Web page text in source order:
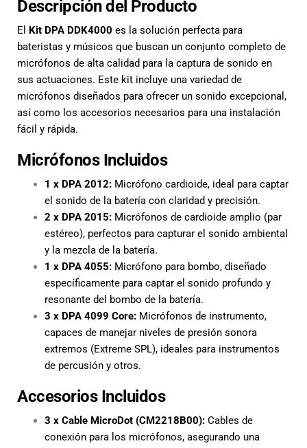
¡Descubre el
música con
Import Music
Ecuador!
Descripción del Producto
El Kit DPA DDK4000 es la solución perfecta para
bateristas y músicos que buscan un conjunto completo de
micrófonos de alta calidad para la captura de sonido en
sus actuaciones. Este kit incluye una variedad de
micrófonos diseñados para ofrecer un sonido excepcional,
así como los accesorios necesarios para una instalación
fácil y rápida.
Micrófonos Incluidos
1 x DPA 2012: Micrófono cardioide, ideal para captar
el sonido de la batería con claridad y precisión.
2 x DPA 2015: Micrófonos de cardioide amplio (par
estéreo), perfectos para capturar el sonido ambiental
y la mezcla de la batería.
1 x DPA 4055: Micrófono para bombo, diseñado
específicamente para captar el sonido profundo y
resonante del bombo de la batería.
3 x DPA 4099 Core: Micrófonos de instrumento,
capaces de manejar niveles de presión sonora
extremos (Extreme SPL), ideales para instrumentos
de percusión y otros.
Accesorios Incluidos
3 x Cable MicroDot (CM2218B00): Cables de
conexión para los micrófonos, asegurando una